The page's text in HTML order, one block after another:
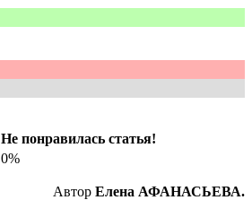
Не понравилась статья!
0%
Автор Елена АФАНАСЬЕВА.